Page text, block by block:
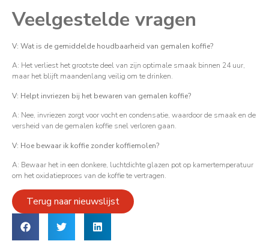
Veelgestelde vragen
V: Wat is de gemiddelde houdbaarheid van gemalen koffie?
A: Het verliest het grootste deel van zijn optimale smaak binnen 24 uur,
maar het blijft maandenlang veilig om te drinken.
V: Helpt invriezen bij het bewaren van gemalen koffie?
A: Nee, invriezen zorgt voor vocht en condensatie, waardoor de smaak en de
versheid van de gemalen koffie snel verloren gaan.
V: Hoe bewaar ik koffie zonder koffiemolen?
A: Bewaar het in een donkere, luchtdichte glazen pot op kamertemperatuur
om het oxidatieproces van de koffie te vertragen.
Terug naar nieuwslijst